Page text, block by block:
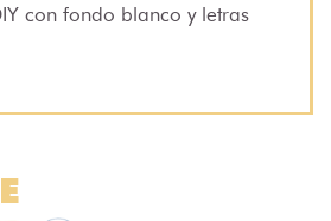
con fondo blanco y letras